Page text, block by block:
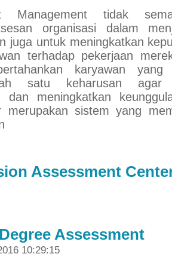
Management tidak
organisasi dalam
juga untuk meningkatkan
terhadap pekerjaan
karyawan
satu keharusan agar
dan meningkatkan
merupakan sistem yang
Assessment
Assessment
10:29:15